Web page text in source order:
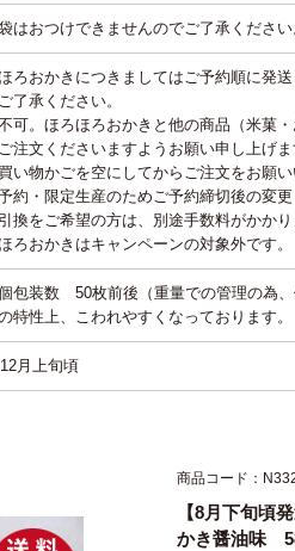
はおつけできませんのでご了承ください
ろおかきにつきましてはご予約順に発
了承ください。
可。ほろほろおかきと他の商品（米菓・
注文くださいますようお願い申し上げ
い物かごを空にしてからご注文をお願い
約・限定生産のためご予約締切後の変更
換をご希望の方は、別途手数料がかかり
ろおかきはキャンペーンの対象外です。
包装数 50枚前後（重量での管理の為、
特性上、こわれやすくなっております。
月上旬頃
商品コード：
【8月下旬頃
かき醤油味